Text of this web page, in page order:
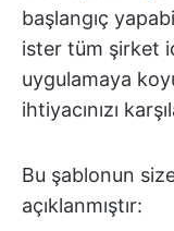
başlangıç
ister tüm şirket
uygulamaya
ihtiyacınızı
Bu şablonun size
açıklanmıştır: